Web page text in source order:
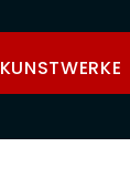
KUNSTWERKE